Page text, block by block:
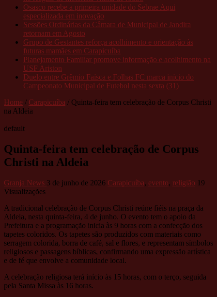
Osasco recebe a primeira unidade do Sebrae Aqui
especializada em inovação
Sessões Ordinárias da Câmara de Municipal de Jandira
retornam em Agosto
Grupo de Gestantes reforça acolhimento e orientação às
futuras mamães em Carapicuíba
Planejamento Familiar promove informação e acolhimento na
USF Ariston
Duelo entre Grêmio Faísca e Folhas FC marca início do
Campeonato Municipal de Futebol nesta sexta (31)
Home / Carapicuíba / Quinta-feira tem celebração de Corpus Christi
na Aldeia
default
Quinta-feira tem celebração de Corpus
Christi na Aldeia
Granja News 3 de junho de 2026 Carapicuíba, evento, religião 19
Visualizações
A tradicional celebração de Corpus Christi reúne fiéis na praça da
Aldeia, nesta quinta-feira, 4 de junho. O evento tem o apoio da
Prefeitura e a programação inicia às 9 horas com a confecção dos
tapetes coloridos. Os tapetes são produzidos com materiais como
serragem colorida, borra de café, sal e flores, e representam símbolos
religiosos e passagens bíblicas, confirmando uma expressão artística
e de fé que envolve a comunidade local.
A celebração religiosa terá início às 15 horas, com o terço, seguida
pela Santa Missa às 16 horas.